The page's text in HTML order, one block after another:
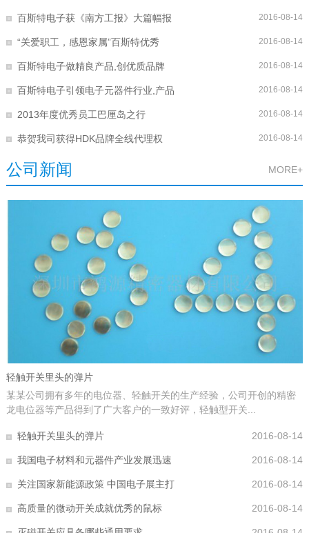
2016-08-14
百斯特电子获《南方工报》大篇幅报
2016-08-14
“关爱职工，感恩家属”百斯特优秀
2016-08-14
百斯特电子做精良产品,创优质品牌
2016-08-14
百斯特电子引领电子元器件行业,产品
2016-08-14
2013年度优秀员工巴厘岛之行
2016-08-14
恭贺我司获得HDK品牌全线代理权
MORE+
公司新闻
轻触开关里头的弹片
某某公司拥有多年的电位器、轻触开关的生产经验，公司开创的精密
龙电位器等产品得到了广大客户的一致好评，轻触型开关...
2016-08-14
轻触开关里头的弹片
2016-08-14
我国电子材料和元器件产业发展迅速
2016-08-14
关注国家新能源政策 中国电子展主打
2016-08-14
高质量的微动开关成就优秀的鼠标